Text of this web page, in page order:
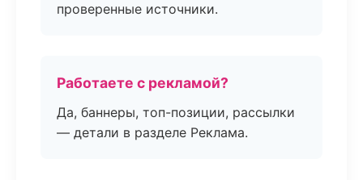
проверенные источники.
Работаете с рекламой?
Да, баннеры, топ-позиции, рассылки
— детали в разделе Реклама.